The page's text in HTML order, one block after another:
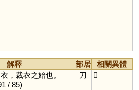
解釋 部居
相關異體
，裁衣之始也。
/ 85)
刀 𠜆